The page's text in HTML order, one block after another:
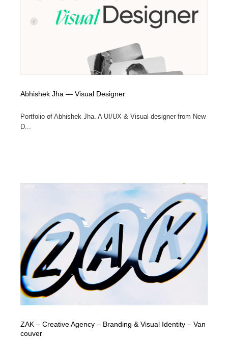
Abhishek Jha — Visual Designer
Portfolio of Abhishek Jha. A UI/UX & Visual designer from New
D...
ZAK – Creative Agency – Branding & Visual Identity – Van
couver